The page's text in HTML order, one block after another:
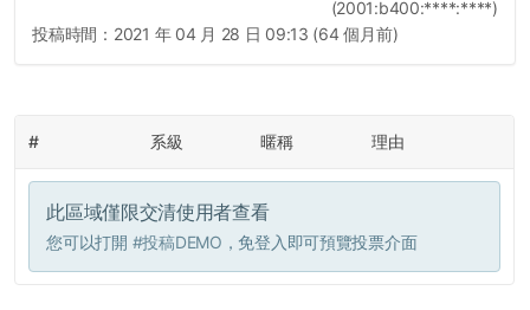
(2001:b400:****:****)
投稿時間： 2021 年 04 月 28 日 09:13 (64 個月前)
# 系級 暱稱 理由
此區域僅限交清使用者查看
您可以打開 #投稿DEMO ，免登入即可預覽投票介面